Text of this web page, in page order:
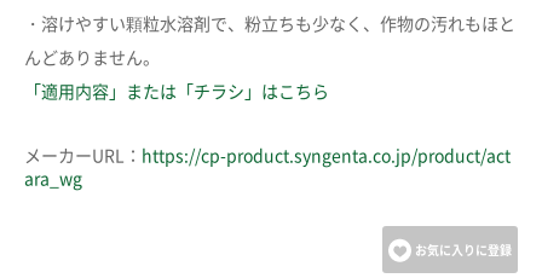
お買い物を続ける
・溶けやすい顆粒水溶剤で、粉立ちも少なく、作物の汚れもほと
んどありません。
「適用内容」または「チラシ」はこちら
メーカーURL： https://cp-product.syngenta.co.jp/product/act
ara_wg
お気に入りに登録